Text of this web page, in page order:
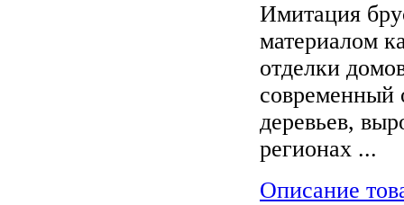
Имитация
материалом
отделки
современный
деревьев,
регионах ...
Описание